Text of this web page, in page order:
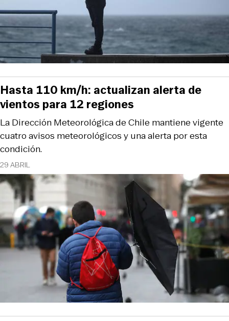
29 ABRIL
La Dirección Meteorológica de Chile mantiene vigente
cuatro avisos meteorológicos y una alerta por esta
condición.
Hasta 110 km/h: actualizan alerta de
vientos para 12 regiones